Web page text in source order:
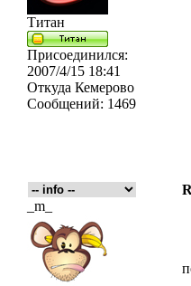
Титан
Присоединился:
2007/4/15 18:41
Откуда Кемерово
Сообщений: 1469
_m_